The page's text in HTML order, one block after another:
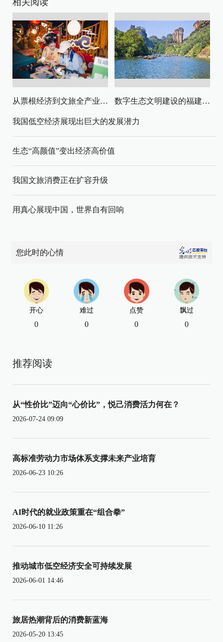
相关阅读
从票根经济到文旅全产业链升级 数字生态文明建设的福建路径与启示
我国低空经济展现出巨大的发展潜力
生态“高颜值”变出经济高价值
我国文旅消费正在扩容升级
用真心展现中国，世界自有回响
您此时的心情
开心
0
难过
0
点赞
0
飘过
0
推荐阅读
从“性价比”迈向“心价比”，悦己消费活力何在？
2026-07-24 09:09
高标准劳动力市场体系支撑未来产业培育
2026-06-23 10:26
AI时代的就业政策重在“组合拳”
2026-06-10 11:26
推动城市低空经济安全可持续发展
2026-06-01 14:46
旅居热潮背后的消费新蓝海
2026-05-20 13:45